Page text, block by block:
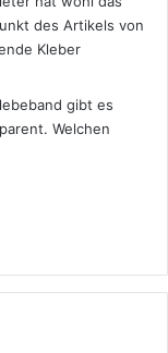
des Artikels von
Kleber
gibt es
Welchen